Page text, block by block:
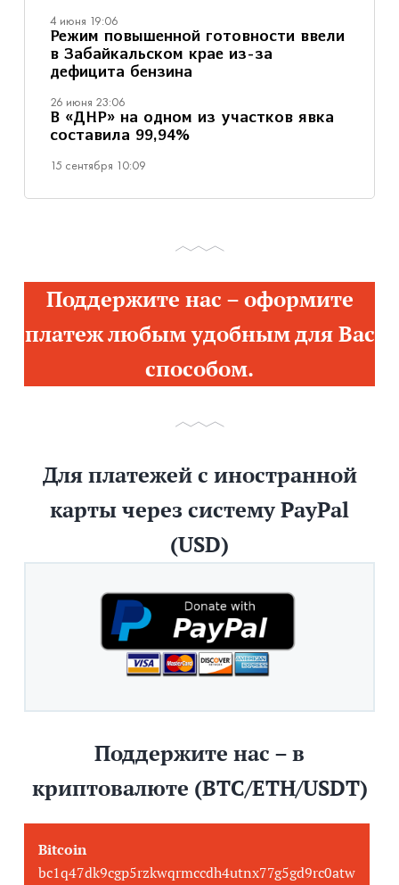
4 июня 19:06
Режим повышенной готовности ввели
в Забайкальском крае из-за
дефицита бензина
26 июня 23:06
В «ДНР» на одном из участков явка
составила 99,94%
15 сентября 10:09
Поддержите нас – оформите
платеж любым удобным для Вас
способом.
Для платежей с иностранной
карты через систему PayPal
(USD)
Поддержите нас – в
криптовалюте (BTC/ETH/USDT)
Bitcoin
bc1q47dk9cgp5rzkwqrmccdh4utnx77g5gd9rc0atw